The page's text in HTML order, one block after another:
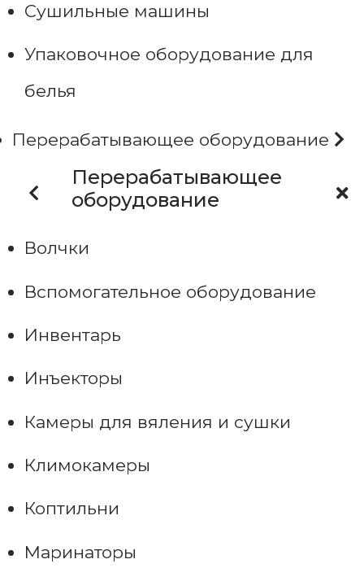
Сушильные машины
Упаковочное оборудование для
белья
Перерабатывающее оборудование
Перерабатывающее
оборудование
Волчки
Вспомогательное оборудование
Инвентарь
Инъекторы
Камеры для вяления и сушки
Климокамеры
Коптильни
Маринаторы